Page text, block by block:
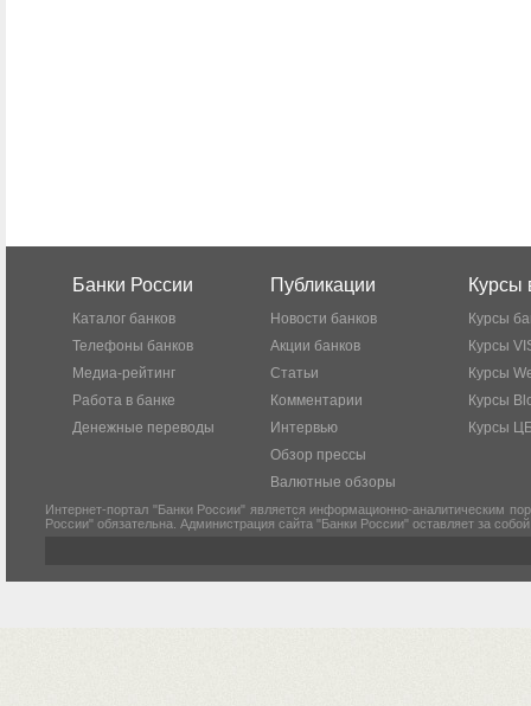
Банки России
Каталог банков
Телефоны банков
Медиа-рейтинг
Работа в банке
Денежные переводы
Публикации
Новости банков
Акции банков
Статьи
Комментарии
Интервью
Обзор прессы
Валютные обзоры
Курсы
Курсы
Курсы
Курсы
Курсы
Курсы
Интернет-портал "Банки России" является информационно-аналитическим
России" обязательна. Администрация сайта "Банки России" оставляет за